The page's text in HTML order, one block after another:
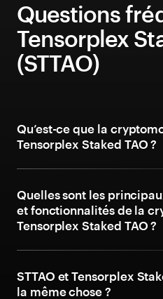
Questions
Tensorplex
(STTAO)
Qu’est-ce que la
Tensorplex Staked TAO ?
Quelles sont les
et fonctionnalités de la
Tensorplex Staked TAO ?
STTAO et Tensorplex
la même chose ?